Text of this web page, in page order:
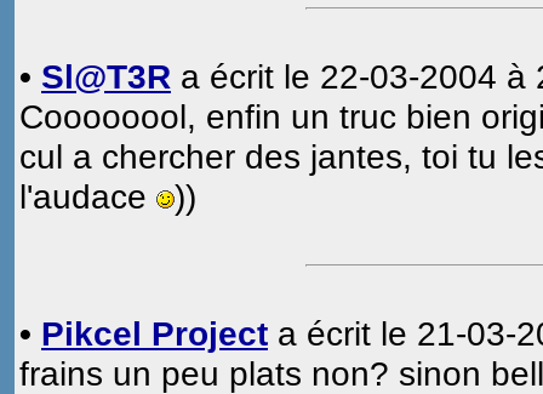
• Sl@T3R a écrit le 22-03-2004 à
Coooooool, enfin un truc bien
cul a chercher des jantes, toi tu
l'audace
))
• Pikcel Project a écrit le 21-03-
frains un peu plats non? sinon